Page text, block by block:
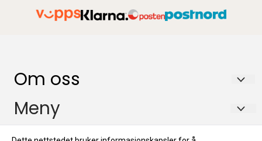
Om oss
GUDBRANDSGARN AS
Tromsnesvegen 29B
Meny